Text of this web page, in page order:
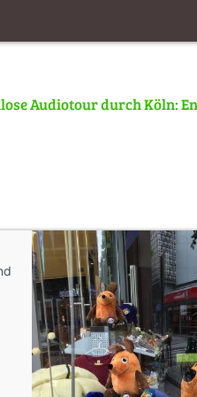
Audiotour durch Köln: